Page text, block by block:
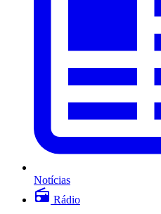
Notícias
Rádio